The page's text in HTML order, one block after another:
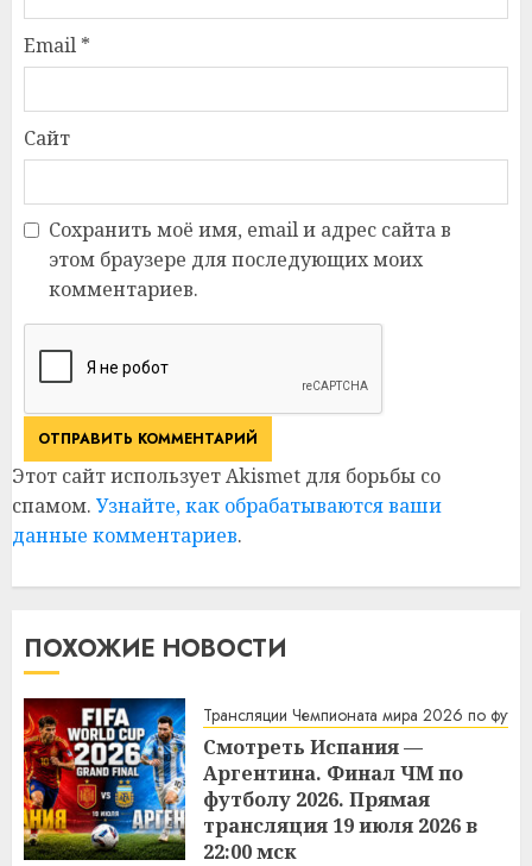
Email *
Сайт
Сохранить моё имя, email и адрес сайта в
этом браузере для последующих моих
комментариев.
Этот сайт использует Akismet для борьбы со
спамом. Узнайте, как обрабатываются ваши
данные комментариев.
ПОХОЖИЕ НОВОСТИ
Трансляции Чемпионата мира 2026 по
Смотреть Испания —
Аргентина. Финал ЧМ по
футболу 2026. Прямая
трансляция 19 июля 2026 в
22:00 мск